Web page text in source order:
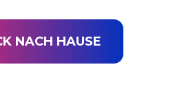
NACH HAUSE